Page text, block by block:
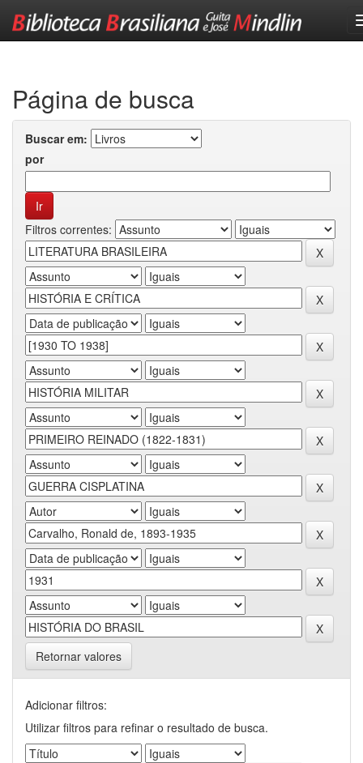
Página de busca
Buscar em:
por
Filtros correntes:
Retornar valores
Adicionar filtros:
Utilizar filtros para refinar o resultado de busca.